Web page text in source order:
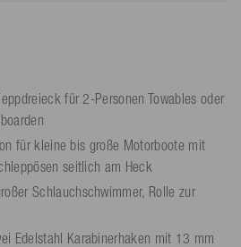
für 2-Personen Towables oder
für kleine bis große Motorboote mit
seitlich am Heck
Schlauchschwimmer, Rolle zur
Edelstahl Karabinerhaken mit 13 mm